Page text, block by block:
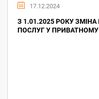
17.12.2024
З 1.01.2025 РОКУ ЗМІНА
ПОСЛУГ У ПРИВАТНОМУ